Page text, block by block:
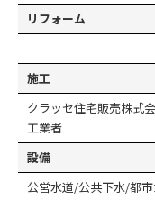
リフォーム
-
施工
クラッセ住宅販売株式
工業者
設備
公営水道/公共下水/都